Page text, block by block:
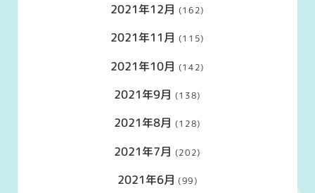
2021年12月 (162)
2021年11月 (115)
2021年10月 (142)
2021年9月 (138)
2021年8月 (128)
2021年7月 (202)
2021年6月 (99)